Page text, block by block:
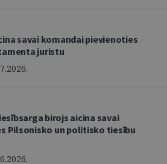
savai komandai pievienoties
juristu
birojs aicina savai
Pilsonisko un politisko tiesību